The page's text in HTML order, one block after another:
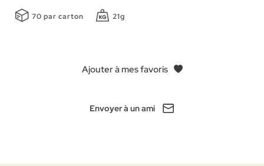
of
the 70 par carton 21g
Ajouter à mes favoris
Envoyer à un ami